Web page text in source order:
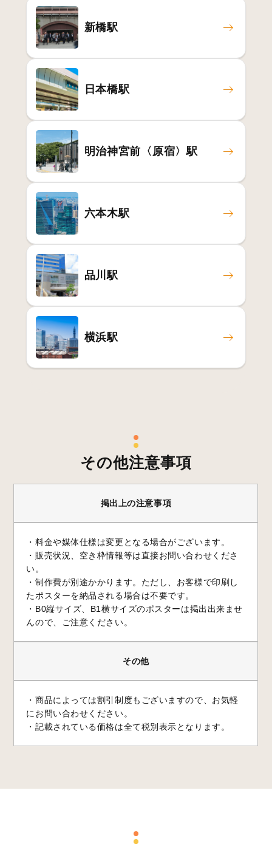
新橋駅
日本橋駅
明治神宮前〈原宿〉駅
六本木駅
品川駅
横浜駅
その他注意事項
掲出上の注意事項
・料金や媒体仕様は変更となる場合がございます。
・販売状況、空き枠情報等は直接お問い合わせくださ
い。
・制作費が別途かかります。ただし、お客様で印刷し
たポスターを納品される場合は不要です。
・B0縦サイズ、B1横サイズのポスターは掲出出来ませ
んので、ご注意ください。
その他
・商品によっては割引制度もございますので、お気軽
にお問い合わせください。
・記載されている価格は全て税別表示となります。